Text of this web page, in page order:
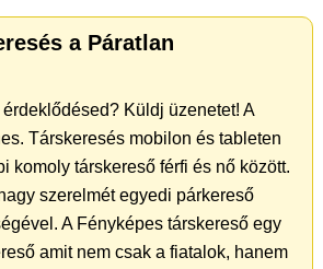
a Páratlan
Küldj üzenetet! A
Társkeresés mobilon és tableten
komoly társkereső férfi és nő között.
szerelmét egyedi párkereső
A Fényképes társkereső egy
amit nem csak a fiatalok, hanem